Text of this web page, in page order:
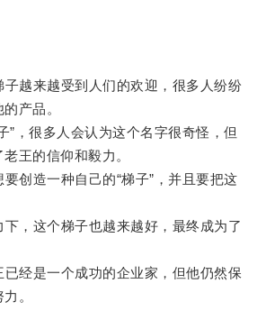
越来越受到人们的欢迎，很多人纷纷
产品。
很多人会认为这个名字很奇怪，但
王的信仰和毅力。
造一种自己的“梯子”，并且要把这
这个梯子也越来越好，最终成为了
是一个成功的企业家，但他仍然保
。